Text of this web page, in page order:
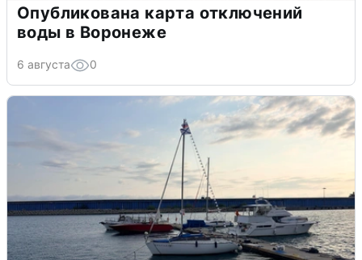
Опубликована карта отключений
воды в Воронеже
6 августа 0